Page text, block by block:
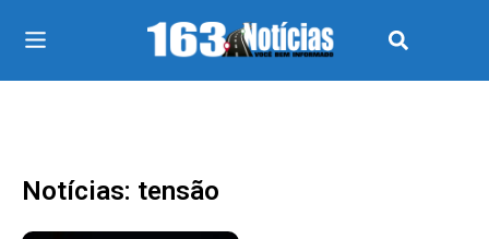
Notícias: tensão